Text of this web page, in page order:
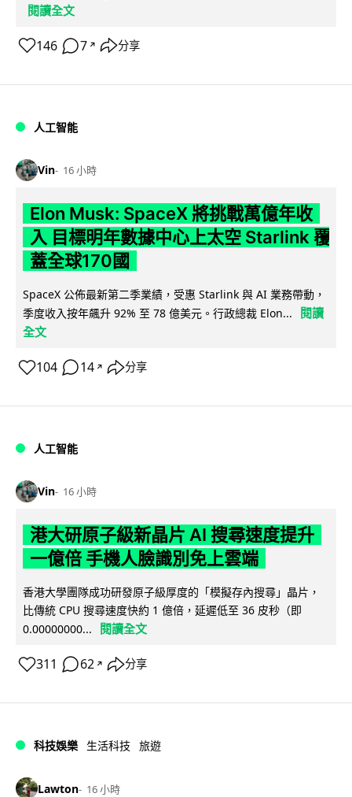
閱讀全文
146 7 ↗ 分享
人工智能
Vin 16 小時
Elon Musk: SpaceX 將挑戰萬億年收
入 目標明年數據中心上太空 Starlink 覆
蓋全球170國
SpaceX 公佈最新第二季業績，受惠 Starlink 與 AI 業務帶動，
季度收入按年飆升 92% 至 78 億美元。行政總裁 Elon...
閱讀
全文
104 14 ↗ 分享
人工智能
Vin 16 小時
港大研原子級新晶片 AI 搜尋速度提升
一億倍 手機人臉識別免上雲端
香港大學團隊成功研發原子級厚度的「模擬存內搜尋」晶片，
比傳統 CPU 搜尋速度快約 1 億倍，延遲低至 36 皮秒（即
0.00000000...
閱讀全文
311 62 ↗ 分享
科技娛樂 生活科技 旅遊
Lawton 16 小時